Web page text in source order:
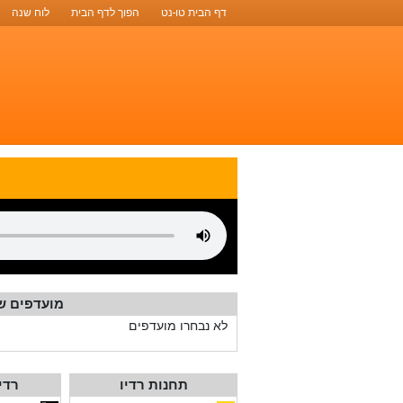
דף הבית טו-נט הפוך לדף הבית לוח שנה
מועדפים
לא נבחרו מועדפים
תחנות רדיו